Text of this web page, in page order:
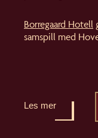
Borregaard Hotell
samspill med
Les mer